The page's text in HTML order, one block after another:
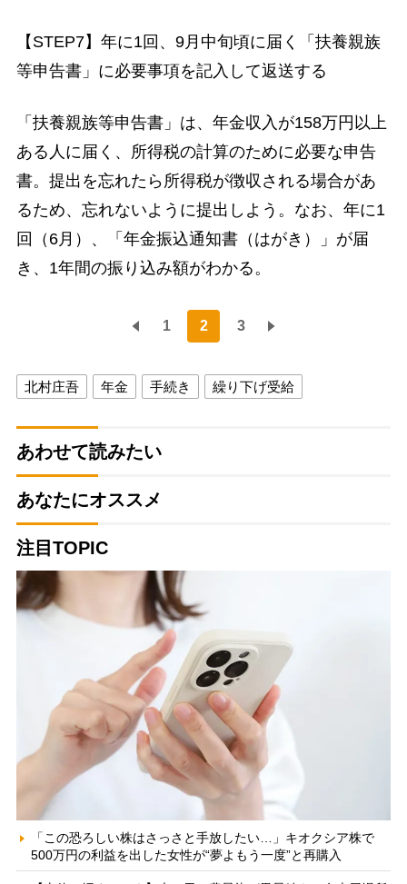
【STEP7】年に1回、9月中旬頃に届く「扶養親族
等申告書」に必要事項を記入して返送する
「扶養親族等申告書」は、年金収入が158万円以上
ある人に届く、所得税の計算のために必要な申告
書。提出を忘れたら所得税が徴収される場合があ
るため、忘れないように提出しよう。なお、年に1
回（6月）、「年金振込通知書（はがき）」が届
き、1年間の振り込み額がわかる。
1 2 3
北村庄吾 年金 手続き 繰り下げ受給
あわせて読みたい
あなたにオススメ
注目TOPIC
「この恐ろしい株はさっさと手放したい…」キオクシア株で
500万円の利益を出した女性が“夢よもう一度”と再購入